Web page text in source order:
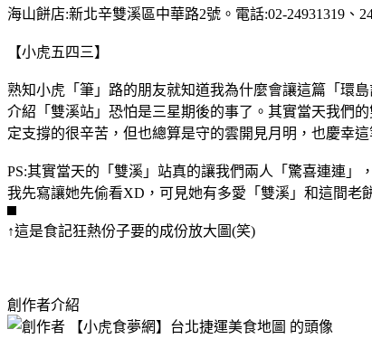
海山餅店:新北辛雙溪區中華路2號。電話:02-24931319
【小虎五四三】
熟知小虎「筆」路的朋友就知道我為什麼會讓這篇「環
介紹「雙溪站」恐怕是三星期後的事了。其實當天我們
定支撐的很辛苦，但也總算是守的雲開見月明，也慶幸
PS:其實當天的「雙溪」站真的讓我們兩人「驚喜連連
我先寫讓她先偷看XD，可見她有多愛「雙溪」和這間老
↑這是食記狂熱份子要的成份放大圖(笑)
創作者介紹